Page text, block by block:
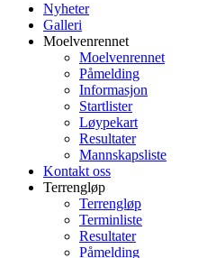
Nyheter
Galleri
Moelvenrennet
Moelvenrennet
Påmelding
Informasjon
Startlister
Løypekart
Resultater
Mannskapsliste
Kontakt oss
Terrengløp
Terrengløp
Terminliste
Resultater
Påmelding